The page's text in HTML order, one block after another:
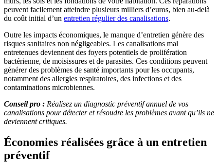
peuvent facilement atteindre plusieurs milliers d’euros, bien au-delà
du coût initial d’un entretien régulier des canalisations.
Outre les impacts économiques, le manque d’entretien génère des
risques sanitaires non négligeables. Les canalisations mal
entretenues deviennent des foyers potentiels de prolifération
bactérienne, de moisissures et de parasites. Ces conditions peuvent
générer des problèmes de santé importants pour les occupants,
notamment des allergies respiratoires, des infections et des
contaminations microbiennes.
Conseil pro : Réalisez un diagnostic préventif annuel de vos
canalisations pour détecter et résoudre les problèmes avant qu’ils ne
deviennent critiques.
Économies réalisées grâce à un entretien
préventif